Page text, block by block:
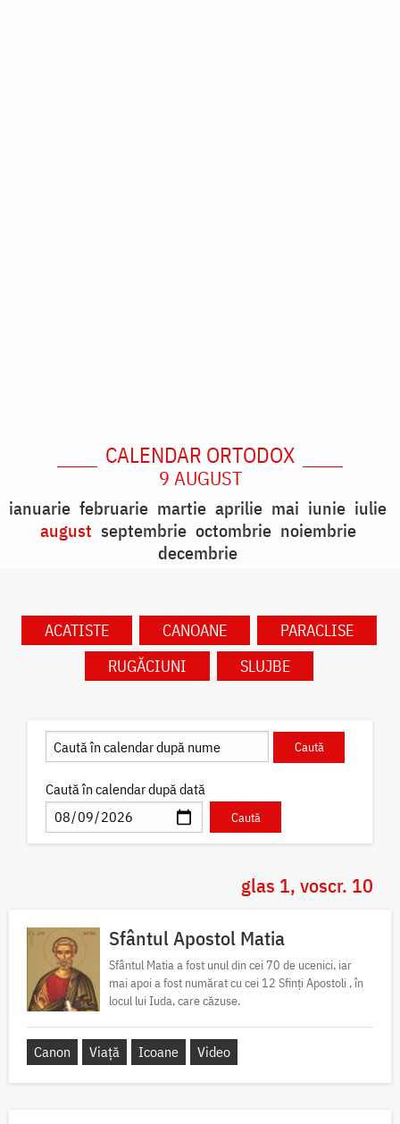
CALENDAR ORTODOX
9 AUGUST
ianuarie februarie martie aprilie mai iunie iulie
august septembrie octombrie noiembrie
decembrie
ACATISTE CANOANE
PARACLISE
RUGĂCIUNI
SLUJBE
Caută în calendar după dată
glas 1, voscr. 10
Sfântul Apostol Matia
Sfântul Matia a fost unul din cei 70 de ucenici, iar
mai apoi a fost numărat cu cei 12 Sfinți Apostoli , în
locul lui Iuda, care căzuse.
Canon Viață Icoane Video